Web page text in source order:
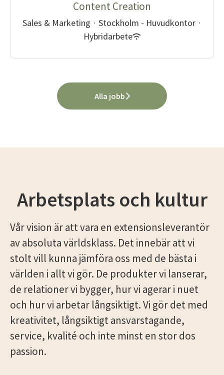
Content Creation
Sales & Marketing · Stockholm - Huvudkontor ·
Hybridarbete
Alla jobb
Arbetsplats och kultur
Vår vision är att vara en extensionsleverantör
av absoluta världsklass. Det innebär att vi
stolt vill kunna jämföra oss med de bästa i
världen i allt vi gör. De produkter vi lanserar,
de relationer vi bygger, hur vi agerar i nuet
och hur vi arbetar långsiktigt. Vi gör det med
kreativitet, långsiktigt ansvarstagande,
service, kvalité och inte minst en stor dos
passion.